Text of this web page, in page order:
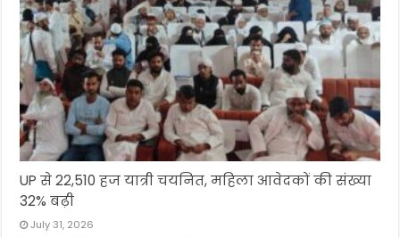
UP से 22,510 हज यात्री चयनित, महिला आवेदकों की संख्या
32% बढ़ी
July 31, 2026